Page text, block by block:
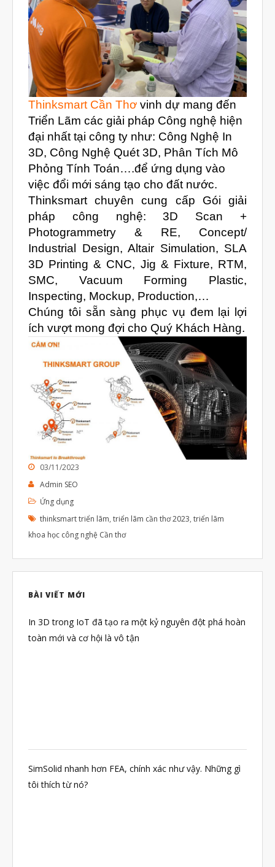
Tháng Hai 2025
Tháng Một 2025
Tháng Mười Hai 2024
Tháng Mười Một 2024
Tháng Mười 2024
Tháng Chín 2024
Tháng Sáu 2024
Tháng Năm 2024
Tháng Tư 2024
Tháng Ba 2024
Tháng Hai 2024
Tháng Một 2024
Tháng Mười Hai 2023
Tháng Mười Một 2023
Tháng Mười 2023
Tháng Chín 2023
Tháng Tám 2023
Tháng Bảy 2023
Tháng Sáu 2023
Tháng Năm 2023
Tháng Tư 2023
Tháng Ba 2023
Tháng Chín 2022
Tháng Bảy 2022
Tháng Mười Hai 2021
Thinksmart Cần Thơ vinh dự mang đến
Triển Lãm các giải pháp Công nghệ hiện
đại nhất tại công ty như: Công Nghệ In
3D, Công Nghệ Quét 3D, Phân Tích Mô
Phỏng Tính Toán….để ứng dụng vào
việc đổi mới sáng tạo cho đất nước.
Thinksmart chuyên cung cấp Gói giải
pháp công nghệ: 3D Scan +
Photogrammetry & RE, Concept/
Industrial Design, Altair Simulation, SLA
3D Printing & CNC, Jig & Fixture, RTM,
SMC, Vacuum Forming Plastic,
Inspecting, Mockup, Production,…
Chúng tôi sẵn sàng phục vụ đem lại lợi
ích vượt mong đợi cho Quý Khách Hàng.
03/11/2023
Admin SEO
Ứng dụng
thinksmart triển lãm, triển lãm cần thơ 2023, triển lãm
khoa học công nghệ Cần thơ
BÀI VIẾT MỚI
In 3D trong IoT đã tạo ra một kỷ nguyên đột phá hoàn
toàn mới và cơ hội là vô tận
SimSolid nhanh hơn FEA, chính xác như vậy. Những gì
tôi thích từ nó?